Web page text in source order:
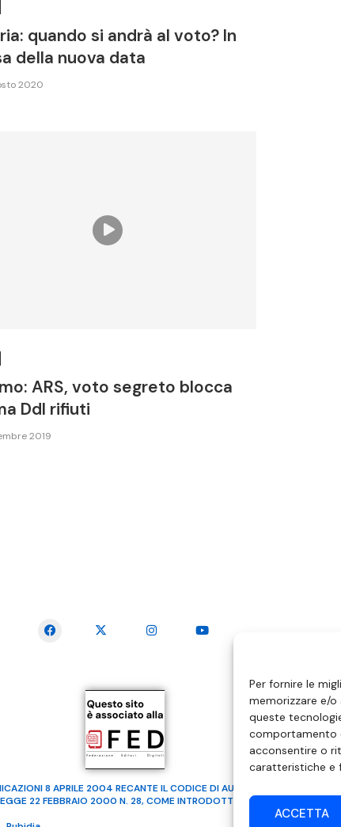
Per fornire le
memorizzare e/o
queste
comportamento
acconsentire o
caratteristiche e
ACCETTA
quando si andrà al voto? In
della nuova data
2020
ARS, voto segreto blocca
Ddl rifiuti
2019
8 APRILE 2004 RECANTE IL CODICE DI
22 FEBBRAIO 2000 N. 28, COME INTRODOTTO DALLA LEGGE 6